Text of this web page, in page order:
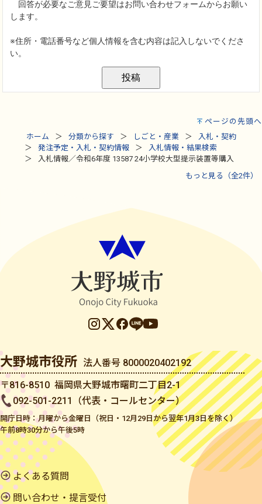
ページの先頭へ
ホーム
分類から探す しごと・産業
入札・契約
発注予定・入札・契約情報
入札情報・結果検索
入札情報／令和6年度 13587 24小学校大型提示装置等購入
もっと見る（全2件）
大野城市役所 法人番号 8000020402192
〒816-8510 福岡県大野城市曙町二丁目2-1
092-501-2211（代表・コールセンター）
開庁日時：月曜から金曜日（祝日・12月29日から翌年1月3日を除く）
午前8時30分から午後5時
よくある質問
問い合わせ・提言受付